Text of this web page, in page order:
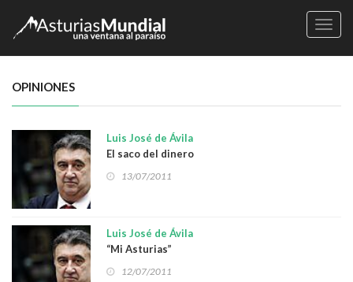
OPINIONES
Luis José de Ávila
El saco del dinero
13/07/2011
Luis José de Ávila
“Mi Asturias”
12/07/2011